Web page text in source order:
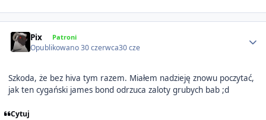
Pix Patroni
Opublikowano30 czerwca30 cze
Szkoda, że bez hiva tym razem. Miałem nadzieję znowu poczytać,
jak ten cygański james bond odrzuca zaloty grubych bab ;d
Cytuj